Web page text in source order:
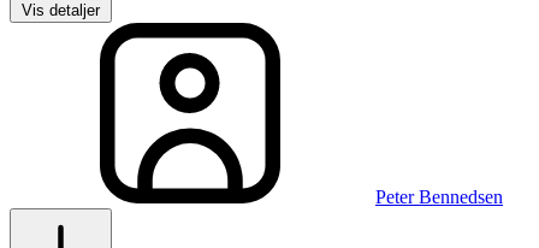
Vis detaljer
Peter Bennedsen